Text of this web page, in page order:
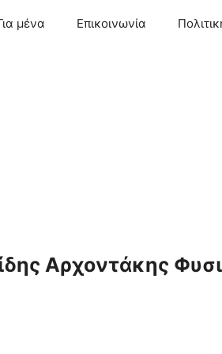
μένα Επικοινωνία
Αρχοντάκης